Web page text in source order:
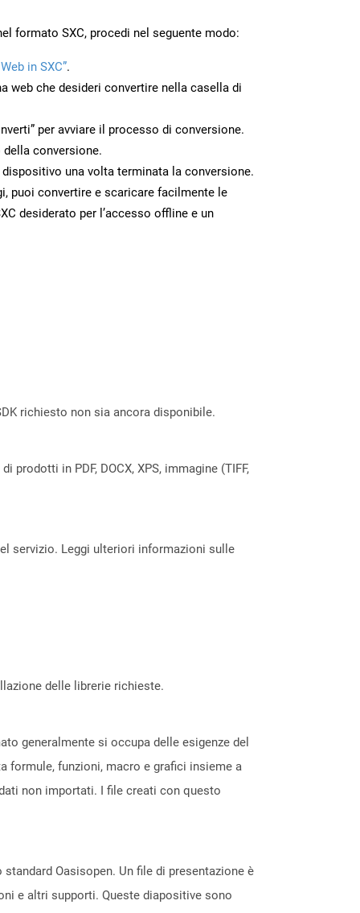
formato SXC, procedi nel seguente modo:
in SXC”.
web che desideri convertire nella casella di
per avviare il processo di conversione.
conversione.
una volta terminata la conversione.
puoi convertire e scaricare facilmente le
desiderato per l’accesso offline e un
richiesto non sia ancora disponibile.
in PDF, DOCX, XPS, immagine (TIFF,
servizio. Leggi ulteriori informazioni sulle
delle librerie richieste.
generalmente si occupa delle esigenze del
formule, funzioni, macro e grafici insieme a
non importati. I file creati con questo
Oasisopen. Un file di presentazione è
e altri supporti. Queste diapositive sono